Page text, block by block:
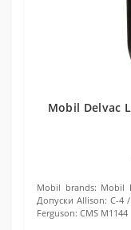
Mobil Delvac
Mobil brands: Mobil
Допуски Allison: C-4
Ferguson: CMS M1144